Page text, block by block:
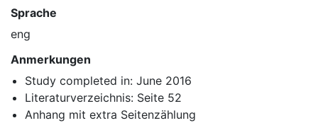
Sprache
eng
Anmerkungen
Study completed in: June 2016
Literaturverzeichnis: Seite 52
Anhang mit extra Seitenzählung